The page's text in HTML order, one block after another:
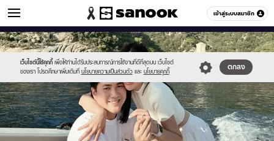
เข้าสู่ระบบสมาชิก
ผู้ชาย หมวดอื่นๆ
เว็บไซต์นี้ใช้คุกกี้ เพื่อให้ท่านได้รับประสบการณ์การใช้งานที่ดีที่สุดบน เว็บไซต์
ของเรา โปรดศึกษาเพิ่มเติมที่ นโยบายความเป็นส่วนตัว และ นโยบายคุกกี้
ตกลง
Sanook
//s.isanook.com/sr/0/images/logo-
new-
sanook.png
600
60
//s.isanook.com/me/0/ud/17/86433/1212.jpg